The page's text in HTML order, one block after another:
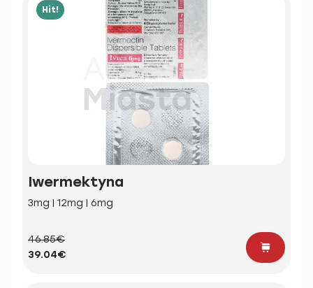
Hit!
Iwermektyna
3mg | 12mg | 6mg
46.85€
39.04€